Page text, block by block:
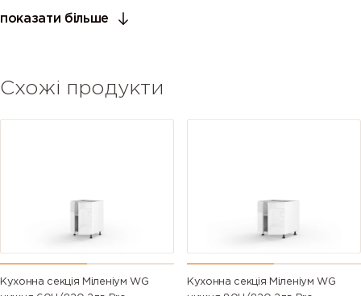
показати більше
Схожі продукти
Кухонна секція Міленіум WG
Кухонна секція Міленіум WG